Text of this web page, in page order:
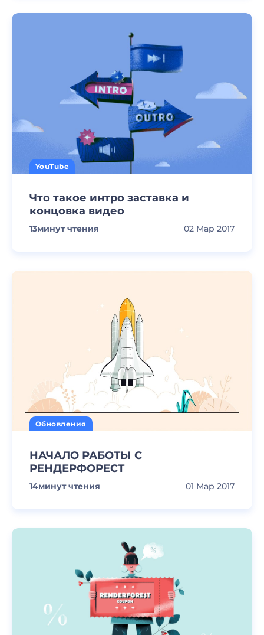
YouTube
Что такое интро заставка и
концовка видео
13минут чтения 02 Мар 2017
Обновления
НАЧАЛО РАБОТЫ С
РЕНДЕРФОРЕСТ
14минут чтения 01 Мар 2017